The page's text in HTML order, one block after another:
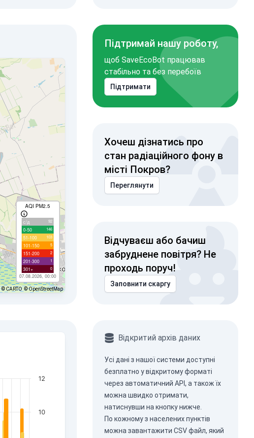
AQI PM2.5
с/д 92
0-50 146
51-100 103
101-150 5
151-200 2
201-300 1
301+ 0
07.08.2026, 00:00
© CARTO © OpenStreetMap
Підтримай нашу роботу,
щоб SaveEcoBot працював
стабільно та без перебоїв
Підтримати
Хочеш дізнатись про
стан радіаційного фону в
місті Покров?
Переглянути
Відчуваєш або бачиш
забруднене повітря? Не
проходь поруч!
Заповнити скаргу
10
12
Відкритий архів даних
Усі дані з нашої системи доступні
безплатно у відкритому форматі
через автоматичний API , а також їх
можна швидко отримати,
натиснувши на кнопку нижче.
По кожному з населених пунктів
можна завантажити CSV файл, який